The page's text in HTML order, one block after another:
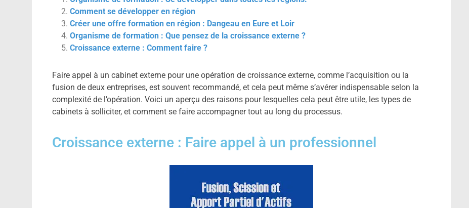
Comment se développer en région
Créer une offre formation en région : Dangeau en Eure et Loir
Organisme de formation : Que pensez de la croissance externe ?
Croissance externe : Comment faire ?
Faire appel à un cabinet externe pour une opération de croissance externe, comme l’acquisition ou la
fusion de deux entreprises, est souvent recommandé, et cela peut même s’avérer indispensable selon la
complexité de l’opération. Voici un aperçu des raisons pour lesquelles cela peut être utile, les types de
cabinets à solliciter, et comment se faire accompagner tout au long du processus.
Croissance externe : Faire appel à un professionnel